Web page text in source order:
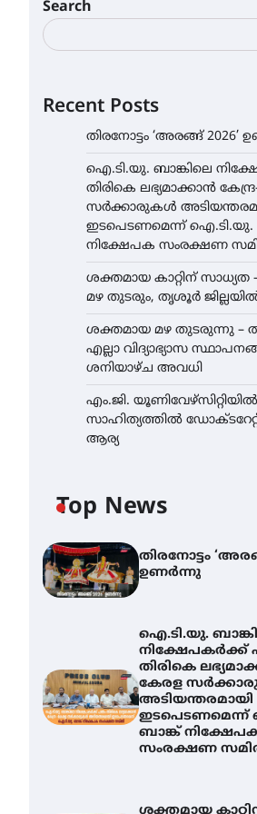
Search
Recent Posts
തിരനോട്ടം ‘അരങ്ങ് 2026’
ഐ.ടി.യു. ബാങ്കിലെ
തിരികെ ലഭ്യമാക്കാൻ
സർക്കാരുകൾ
ഇടപെടണമെന്ന് ഐ.ടി.യു.
നിക്ഷേപക സംരക്ഷണ
ശക്തമായ കാറ്റിന് സാധ്യത
മഴ തുടരും, തൃശൂർ
ശക്തമായ മഴ തുടരുന്നു –
എല്ലാ വിദ്യാഭ്യാസ
ശനിയാഴ്ച അവധി
എം.ജി.
സാഹിത്യത്തിൽ
ആര്യ
Top News
തിരനോട്ടം
ഉണർന്നു
ഐ.ടി.യു.
നിക്ഷേപകർക്ക്
തിരികെ
കേരള
അടിയന്തരമായി
ബാങ്ക്
സംരക്ഷണ